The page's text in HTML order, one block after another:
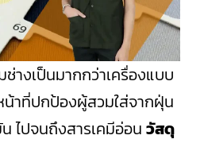
างเป็นมากกว่าเครื่องแบบ
น้าที่ปกป้องผู้สวมใส่จากฝุ่น
ไปจนถึงสารเคมีอ่อน วัสดุ